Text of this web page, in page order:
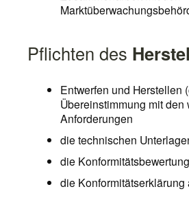
Pflichten des
Entwerfen und Herstellen
Übereinstimmung mit den
Anforderungen
die technischen
die
die Konformitätserklärung